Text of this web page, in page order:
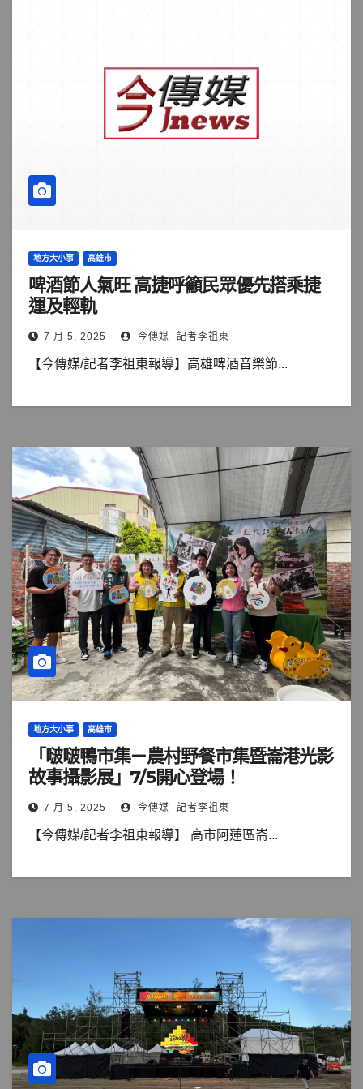
地方大小事 高雄市
啤酒節人氣旺 高捷呼籲民眾優先搭乘捷
運及輕軌
7 月 5, 2025 今傳媒- 記者李祖東
【今傳媒/記者李祖東報導】高雄啤酒音樂節...
地方大小事 高雄市
「啵啵鴨市集－農村野餐市集暨崙港光影
故事攝影展」7/5開心登場！
7 月 5, 2025 今傳媒- 記者李祖東
【今傳媒/記者李祖東報導】 高市阿蓮區崙...